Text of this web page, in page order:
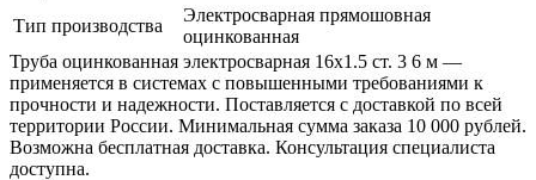
Тип производства
Электросварная прямошовная
оцинкованная
Труба оцинкованная электросварная 16х1.5 ст. 3 6 м —
применяется в системах с повышенными требованиями к
прочности и надежности. Поставляется с доставкой по всей
территории России. Минимальная сумма заказа 10 000 рублей.
Возможна бесплатная доставка. Консультация специалиста
доступна.